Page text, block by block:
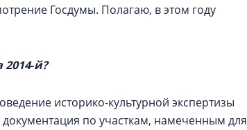
Госдумы. Полагаю, в этом году
историко-культурной экспертизы
по участкам, намеченным для